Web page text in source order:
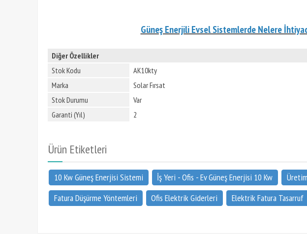
Güneş Enerjili Evsel Sistemlerde Nelere
Diğer Özellikler
Stok Kodu
AK10kty
Marka
Solar Fırsat
Stok Durumu
Var
Garanti (Yıl)
2
Ürün Etiketleri
10 Kw Güneş Enerjisi Sistemi İş Yeri - Ofis - Ev Güneş Enerjisi 10 Kw
Fatura Düşürme Yöntemleri
Ofis Elektrik Giderleri Elektrik Fatura Tasarruf